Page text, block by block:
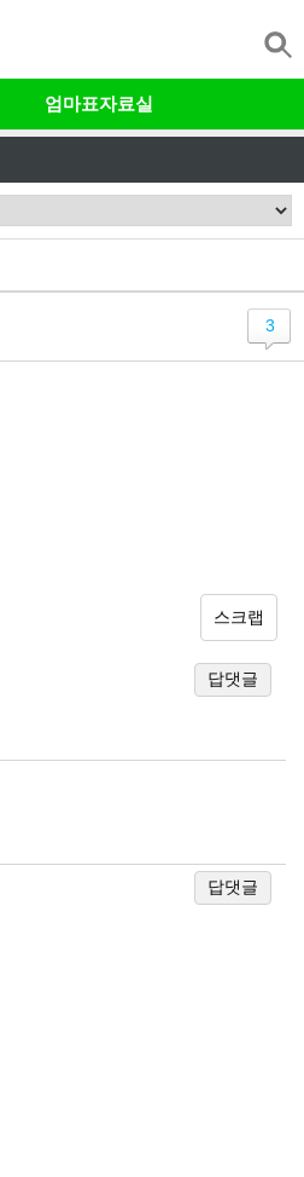
엄마표자료실
3
스크랩
답댓글
답댓글